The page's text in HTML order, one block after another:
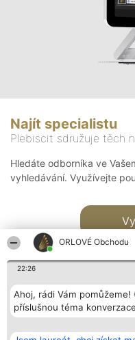
ORLOVÉ Obchodu
22:26
Ahoj, rádi Vám pomůžeme!
příslušnou téma
Najít specialistu
Plebiscit sdružuje těch
Hledáte odborníka ve
vyhledávání. Využívejte
Bright Side Solutions sp. z o.